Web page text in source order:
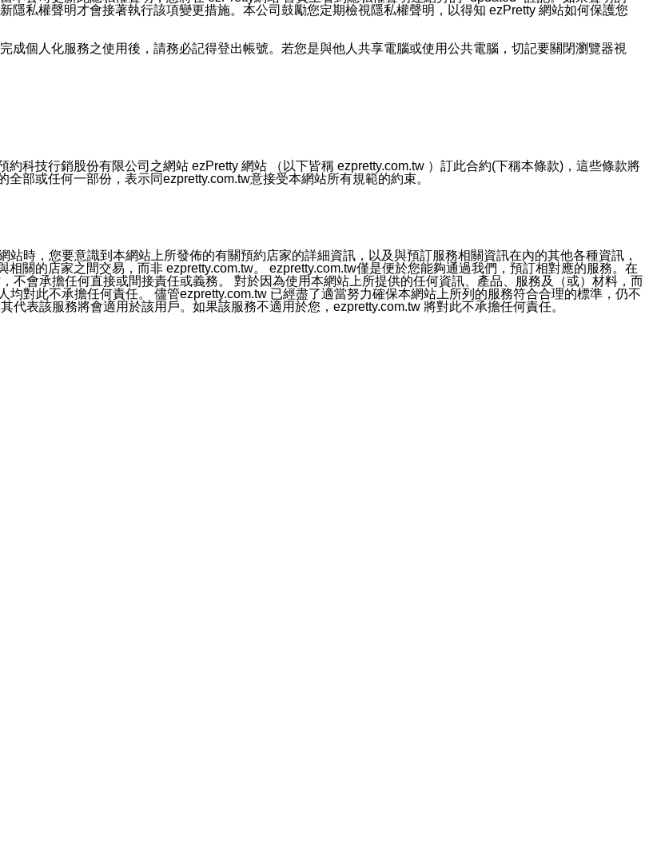
私權聲明才會接著執行該項變更措施。本公司鼓勵您定期檢視隱私權聲明，以得知 ezPretty 網站如何保護您
個人化服務之使用後，請務必記得登出帳號。若您是與他人共享電腦或使用公共電腦，切記要關閉瀏覽器視
好友，您仍可接收到通知型訊息。
他目的的訊息皆不會被傳送。滿足以下三個條件者，將可收到通知型訊息。
官方帳號的通知型訊息。
科技行銷股份有限公司之網站 ezPretty 網站 （以下皆稱 ezpretty.com.tw ）訂此合約(下稱本條款)，這些條款將
部或任何一部份，表示同ezpretty.com.tw意接受本網站所有規範的約束。
時，您要意識到本網站上所發佈的有關預約店家的詳細資訊，以及與預訂服務相關資訊在內的其他各種資訊，
關的店家之間交易，而非 ezpretty.com.tw。 ezpretty.com.tw僅是便於您能夠通過我們，預訂相對應的服務。在
不會承擔任何直接或間接責任或義務。 對於因為使用本網站上所提供的任何資訊、產品、服務及（或）材料，而
對此不承擔任何責任。 儘管ezpretty.com.tw 已經盡了適當努力確保本網站上所列的服務符合合理的標準，仍不
表該服務將會適用於該用戶。如果該服務不適用於您，ezpretty.com.tw 將對此不承擔任何責任。